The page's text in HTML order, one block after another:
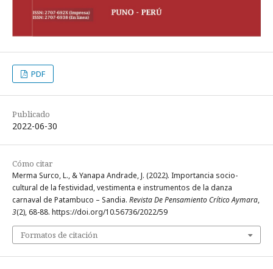
PDF
Publicado
2022-06-30
Cómo citar
Merma Surco, L., & Yanapa Andrade, J. (2022). Importancia socio-
cultural de la festividad, vestimenta e instrumentos de la danza
carnaval de Patambuco – Sandia. Revista De Pensamiento Crítico Aymara,
3(2), 68-88. https://doi.org/10.56736/2022/59
Formatos de citación